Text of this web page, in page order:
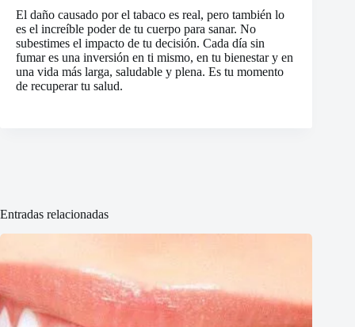
El daño causado por el tabaco es real, pero también lo
es el increíble poder de tu cuerpo para sanar. No
subestimes el impacto de tu decisión. Cada día sin
fumar es una inversión en ti mismo, en tu bienestar y en
una vida más larga, saludable y plena. Es tu momento
de recuperar tu salud.
Entradas relacionadas